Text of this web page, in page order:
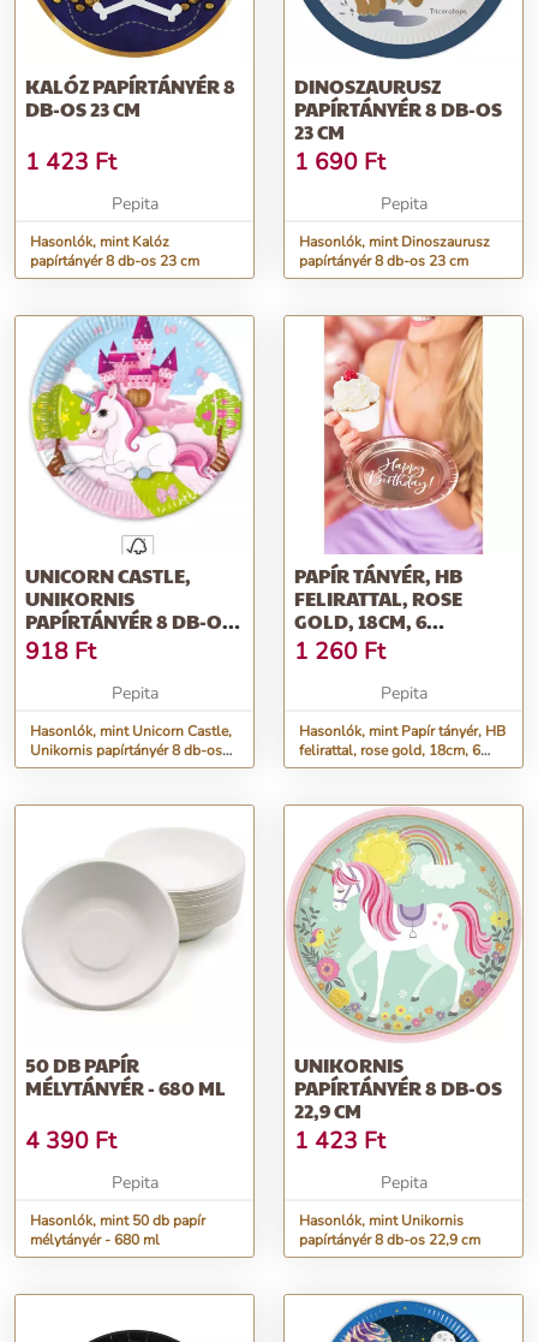
KALÓZ PAPÍRTÁNYÉR 8
DB-OS 23 CM
1 423 Ft
Pepita
Hasonlók, mint Kalóz
papírtányér 8 db-os 23 cm
DINOSZAURUSZ
PAPÍRTÁNYÉR 8 DB-OS
23 CM
1 690 Ft
Pepita
Hasonlók, mint Dinoszaurusz
papírtányér 8 db-os 23 cm
UNICORN CASTLE,
UNIKORNIS
PAPÍRTÁNYÉR 8 DB-OS
20 CM FSC
918 Ft
Pepita
Hasonlók, mint Unicorn Castle,
Unikornis papírtányér 8 db-os
20 cm FSC
PAPÍR TÁNYÉR, HB
FELIRATTAL, ROSE
GOLD, 18CM, 6
DB/CSOMAG
1 260 Ft
Pepita
Hasonlók, mint Papír tányér, HB
felirattal, rose gold, 18cm, 6
db/csomag
50 DB PAPÍR
MÉLYTÁNYÉR - 680 ML
4 390 Ft
Pepita
Hasonlók, mint 50 db papír
mélytányér - 680 ml
UNIKORNIS
PAPÍRTÁNYÉR 8 DB-OS
22,9 CM
1 423 Ft
Pepita
Hasonlók, mint Unikornis
papírtányér 8 db-os 22,9 cm